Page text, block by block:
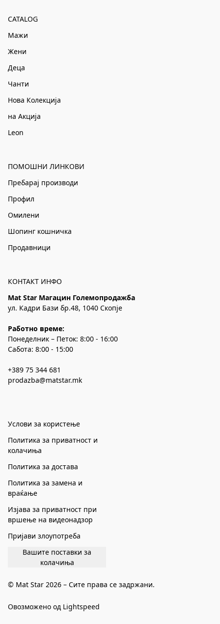
CATALOG
Мажи
Жени
Деца
Чанти
Нова Колекција
на Акција
Leon
ПОМОШНИ ЛИНКОВИ
Пребарај производи
Профил
Омилени
Шопинг кошничка
Продавници
КОНТАКТ ИНФО
Mat Star Магацин Големопродажба
ул. Кадри Бази бр.48, 1040 Скопје
Работно време:
Понеделник – Петок: 8:00 - 16:00
Сабота: 8:00 - 15:00
+389 75 344 681
prodazba@matstar.mk
Услови за користење
Политика за приватност и
колачиња
Политика за достава
Политика за замена и
враќање
Изјава за приватност при
вршење на видеонадзор
Пријави злоупотреба
Вашите поставки за
колачиња
© Mat Star 2026 – Сите права се задржани.
Овозможено од Lightspeed